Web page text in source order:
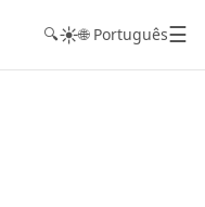
🔍☀️🌐 Português☰